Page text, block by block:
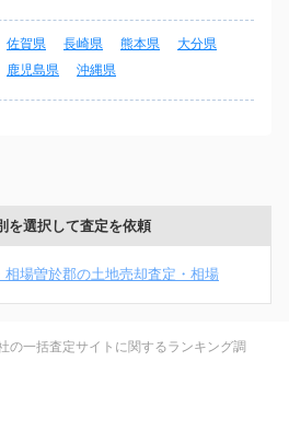
佐賀県 長崎県 熊本県
大分県
鹿児島県 沖縄県
を選択して査定を依頼
相場曽於郡の土地売却査定・相場
一括査定サイトに関するランキング調